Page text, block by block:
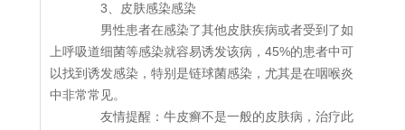
3、皮肤感染感染
男性患者在感染了其他皮肤疾病或者受到了如
上呼吸道细菌等感染就容易诱发该病，45%的患者中可
以找到诱发感染，特别是链球菌感染，尤其是在咽喉炎
中非常常见。
友情提醒：牛皮癣不是一般的皮肤病，治疗此